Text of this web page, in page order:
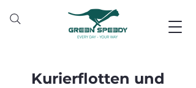
Kurierflotten und